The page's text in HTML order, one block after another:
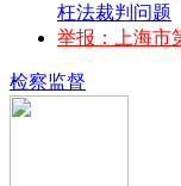
枉法裁判问题
举报：上海市
检察监督